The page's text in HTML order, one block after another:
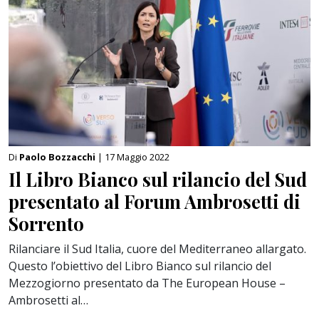
Di Paolo Bozzacchi | 17 Maggio 2022
Il Libro Bianco sul rilancio del Sud
presentato al Forum Ambrosetti di
Sorrento
Rilanciare il Sud Italia, cuore del Mediterraneo allargato.
Questo l’obiettivo del Libro Bianco sul rilancio del
Mezzogiorno presentato da The European House –
Ambrosetti al…